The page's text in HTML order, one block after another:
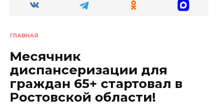
ГЛАВНАЯ
Месячник
диспансеризации для
граждан 65+ стартовал в
Ростовской области!